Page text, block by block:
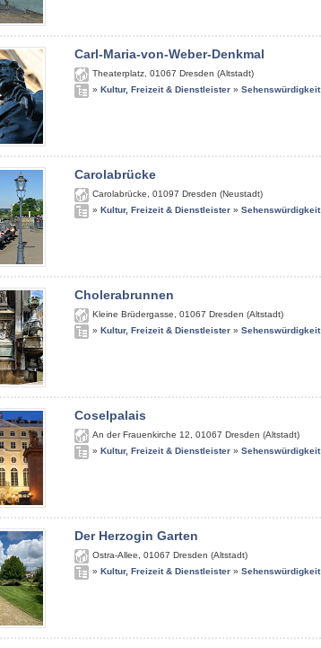
Carl-Maria-von-Weber-Denkmal
Theaterplatz 01067 Dresden (Altstadt)
» Kultur, Freizeit & Dienstleister » Sehenswürdigkeit
Carolabrücke
Carolabrücke 01097 Dresden (Neustadt)
» Kultur, Freizeit & Dienstleister » Sehenswürdigkeit
Cholerabrunnen
Kleine Brüdergasse 01067 Dresden (Altstadt)
» Kultur, Freizeit & Dienstleister » Sehenswürdigkeit
Coselpalais
An der Frauenkirche 12 01067 Dresden (Altstadt)
» Kultur, Freizeit & Dienstleister » Sehenswürdigkeit
Der Herzogin Garten
Ostra-Allee 01067 Dresden (Altstadt)
» Kultur, Freizeit & Dienstleister » Sehenswürdigkeit